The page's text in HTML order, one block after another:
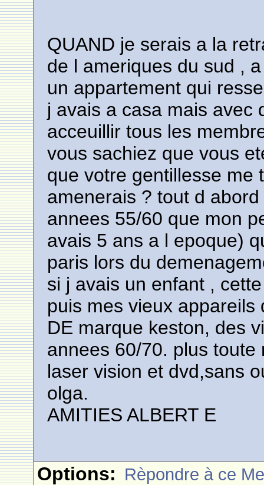
QUAND je serais a la
de l ameriques du sud ,
un appartement qui
j avais a casa mais avec
acceuillir tous les
vous sachiez que vous
que votre gentillesse me
amenerais ? tout d
annees 55/60 que mon
avais 5 ans a l epoque)
paris lors du
si j avais un enfant ,
puis mes vieux
DE marque keston, des
annees 60/70. plus
laser vision et dvd,sans
olga.
AMITIES ALBERT E
Options: Rèpondre à ce